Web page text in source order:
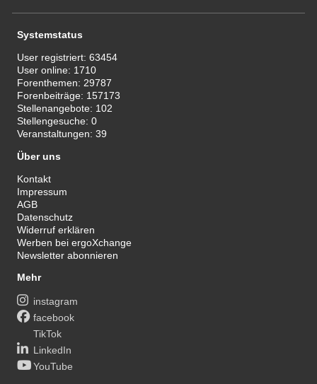
Systemstatus
User registriert:63454
User online: 1710
Forenthemen: 29787
Forenbeiträge: 157173
Stellenangebote: 102
Stellengesuche:0
Veranstaltungen:39
Über uns
Kontakt
Impressum
AGB
Datenschutz
Widerruf erklären
Werben bei ergoXchange
Newsletter abonnieren
Mehr
instagram
facebook
TikTok
LinkedIn
YouTube